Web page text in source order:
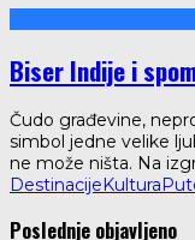
Biser Indije i
Čudo građevine,
simbol jedne velike
ne može ništa. Na
DestinacijeKultura
Poslednje objavljeno